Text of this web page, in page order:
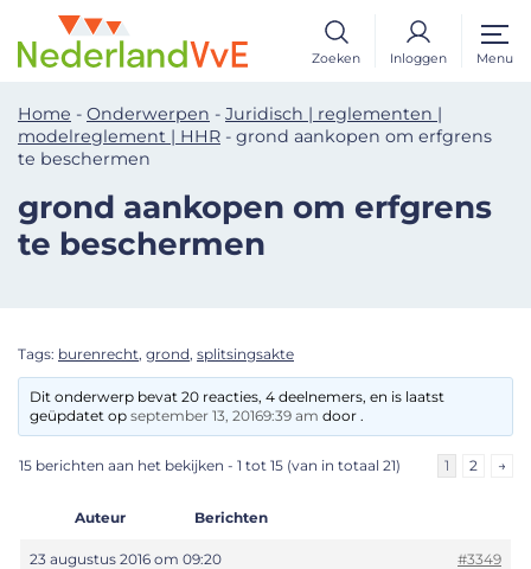
Zoeken Inloggen Menu
Home - Onderwerpen - Juridisch | reglementen |
modelreglement | HHR - grond aankopen om erfgrens
te beschermen
grond aankopen om erfgrens
te beschermen
Tags: burenrecht, grond, splitsingsakte
Dit onderwerp bevat 20 reacties, 4 deelnemers, en is laatst
geüpdatet opseptember 13, 20169:39 am door .
15 berichten aan het bekijken - 1 tot 15 (van in totaal 21) 1 2 →
Auteur Berichten
23 augustus 2016 om 09:20 #3349